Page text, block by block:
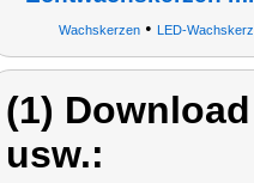
Wachskerzen • LED-
(1)
usw.: